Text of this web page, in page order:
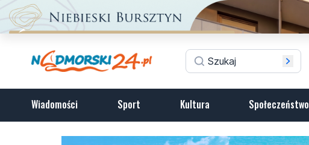
Wiadomości Sport Kultura Społeczeństwo